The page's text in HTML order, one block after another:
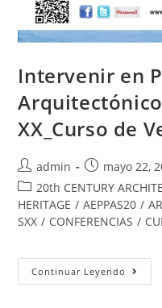
Intervenir en
XX_Curso de
admin
mayo 22,
20th CENTURY
HERITAGE / AEPPAS20 /
SXX / CONFERENCIAS /
Continuar Leyendo